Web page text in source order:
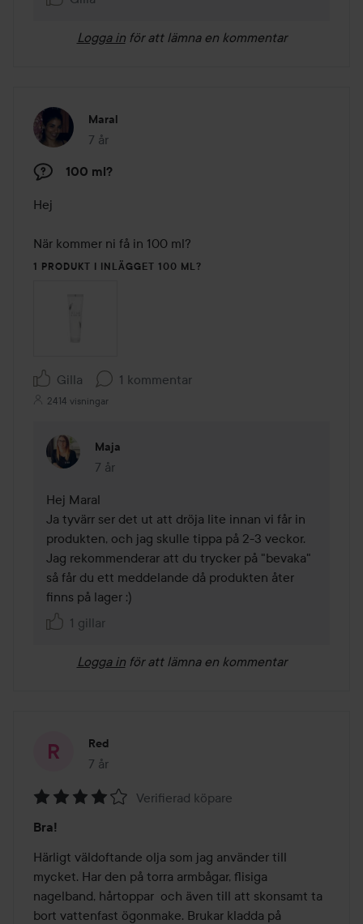
Logga in för att lämna en kommentar
Maral
7 år
Inlägget skapades 7 år
100 ml?
Hej
När kommer ni få in 100 ml?
1 PRODUKT I INLÄGGET 100 ML?
Gilla 1 kommentar
2414 visningar
Maja
7 år
Kommentaren lades 7 år
Hej Maral
Ja tyvärr ser det ut att dröja lite innan vi får in
produkten, och jag skulle tippa på 2-3 veckor.
Jag rekommenderar att du trycker på "bevaka"
så får du ett meddelande då produkten åter
finns på lager :)
1 gillar
Logga in för att lämna en kommentar
Red
7 år
Inlägget skapades 7 år
4
av
5
Verifierad köpare
Bra!
Härligt väldoftande olja som jag använder till
mycket. Har den på torra armbågar, flisiga
nagelband, hårtoppar  och även till att skonsamt ta
bort vattenfast ögonmake. Brukar kladda på